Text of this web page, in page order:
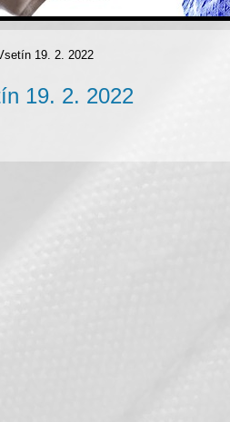
19. 2. 2022
19. 2. 2022